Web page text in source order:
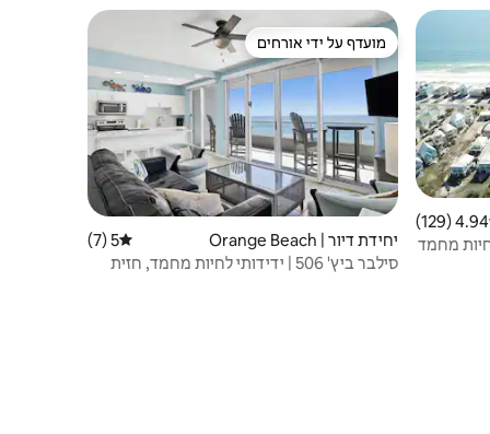
של 4.94 מתוך 5, 129 ביקורות4.94 (129)
| חיות מחמד
מועדף על ידי אורחים
מועדף על ידי אורחים
יחידת דיור | Orange Beach דירוג ממוצע של 5 מתוך 5, 7 ביקורות
5 (7)
סילבר ביץ' 506 | ידידותי לחיות מחמד, חזית